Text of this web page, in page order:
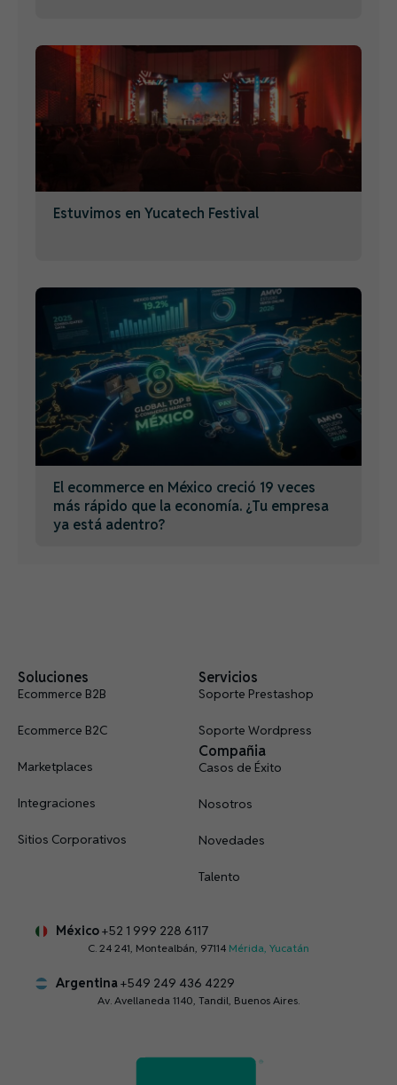
Estuvimos en Yucatech Festival
El ecommerce en México creció 19 veces
más rápido que la economía. ¿Tu empresa
ya está adentro?
Soluciones
Ecommerce B2B
Ecommerce B2C
Marketplaces
Integraciones
Sitios Corporativos
Servicios
Soporte Prestashop
Soporte Wordpress
Compañia
Casos de Éxito
Nosotros
Novedades
Talento
México+52 1 999 228 6117
C. 24 241, Montealbán, 97114 Mérida, Yucatán
Argentina+549 249 436 4229
Av. Avellaneda 1140, Tandil, Buenos Aires.